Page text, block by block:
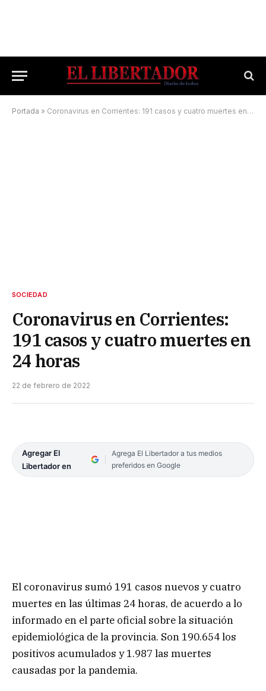
Portada » Coronavirus en Corrientes: 191 casos y cuatro muertes en 24 horas
SOCIEDAD
Coronavirus en Corrientes:
191 casos y cuatro muertes en
24 horas
22 de febrero de 2022
Agregar El
Libertador en
Agrega El Libertador a tus medios
preferidos en Google
El coronavirus sumó 191 casos nuevos y cuatro
muertes en las últimas 24 horas, de acuerdo a lo
informado en el parte oficial sobre la situación
epidemiológica de la provincia. Son 190.654 los
positivos acumulados y 1.987 las muertes
causadas por la pandemia.